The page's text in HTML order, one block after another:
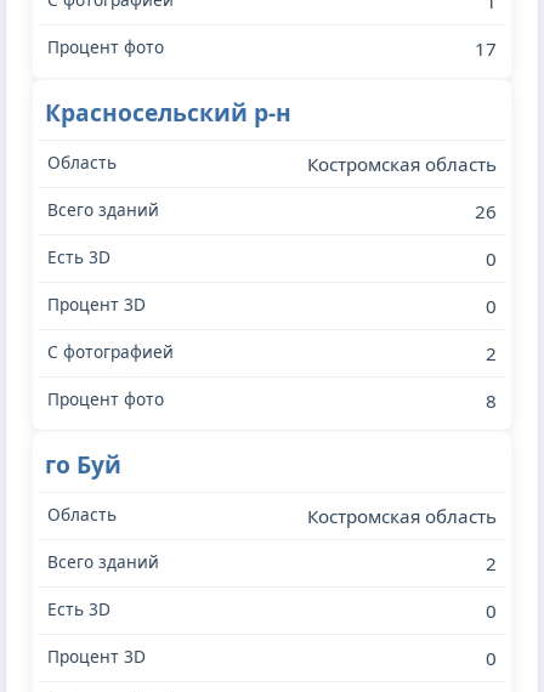
17
Красносельский р-н
Костромская область
26
0
0
2
8
го Буй
Костромская область
2
0
0